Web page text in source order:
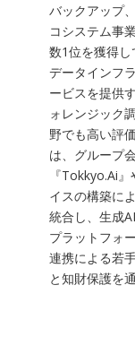
バックアップ
コシステム事
数1位を獲得し
データインフ
ービスを提供
ォレンジック
野でも高い評
は、グループ
『Tokkyo.Ai
イスの構築に
統合し、生成
プラットフォ
連携による若
と知財保護を